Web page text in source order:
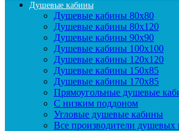
Душевые кабины
Душевые кабины 80x80
Душевые кабины 80x120
Душевые кабины 90х90
Душевые кабины 100x100
Душевые кабины 120x120
Душевые кабины 150x85
Душевые кабины 170x85
Прямоугольные душевые
С низким поддоном
Угловые душевые кабины
Все производители душевых